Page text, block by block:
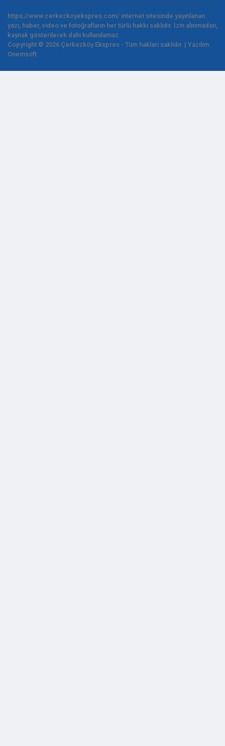
https://www.cerkezkoyekspres.com/ internet sitesinde yayınlanan
yazı, haber, video ve fotoğrafların her türlü hakkı saklıdır. İzin alınmadan,
kaynak gösterilerek dahi kullanılamaz.
Copyright © 2026 Çerkezköy Ekspres - Tüm hakları saklıdır. | Yazılım:
Onemsoft